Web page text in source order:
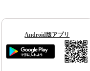
Android版アプリ